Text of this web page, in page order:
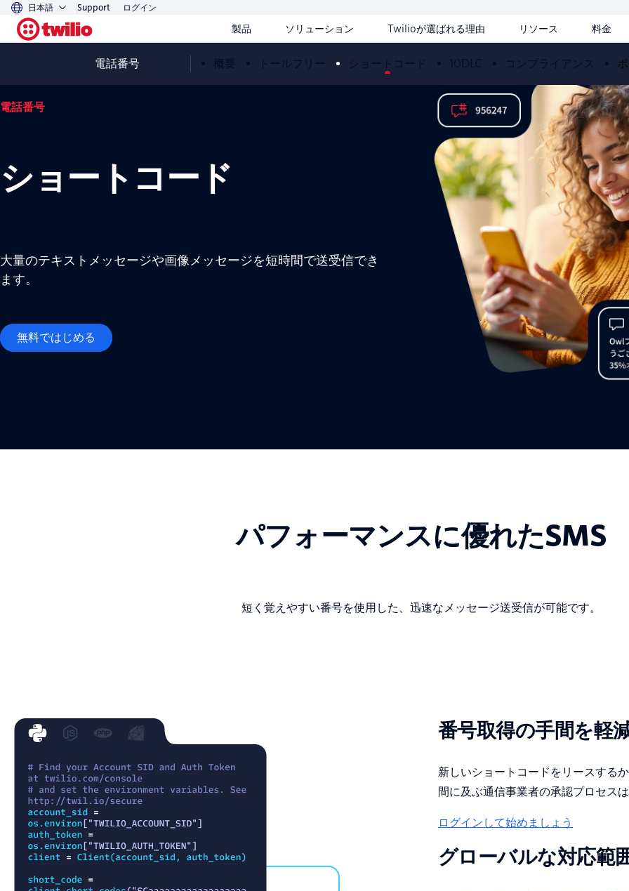
日本語 Support ログイン
製品 ソリューション Twilioが選ばれる理由 リソース 料金
電話番号 概要 トールフリー ショートコード 10DLC コンプライアンス
電話番号
ショートコード
大量のテキストメッセージや画像メッセージを短時間で送受信でき
ます。
無料ではじめる
パフォーマンスに優れたSMS
短く覚えやすい番号を使用した、迅速なメッセージ送受信が可能です。
番号取得の手間を軽
新しいショートコードをリースする
間に及ぶ通信事業者の承認プロセス
ログインして始めましょう
グローバルな対応範